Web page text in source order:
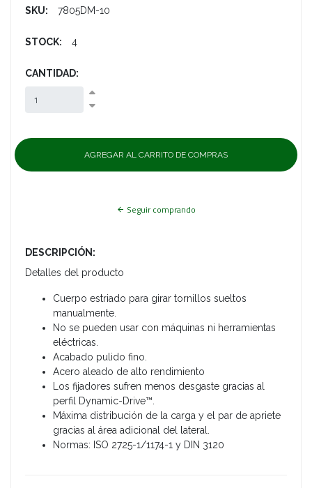
SKU: 7805DM-10
STOCK: 4
CANTIDAD:
Seguir comprando
DESCRIPCIÓN:
Detalles del producto
Cuerpo estriado para girar tornillos sueltos
manualmente.
No se pueden usar con máquinas ni herramientas
eléctricas.
Acabado pulido fino.
Acero aleado de alto rendimiento
Los fijadores sufren menos desgaste gracias al
perfil Dynamic-Drive™.
Máxima distribución de la carga y el par de apriete
gracias al área adicional del lateral.
Normas: ISO 2725-1/1174-1 y DIN 3120